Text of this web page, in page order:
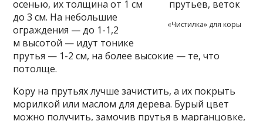
«Чистилка» для коры
осенью, их толщина от 1 см
до 3 см. На небольшие
ограждения — до 1-1,2
м высотой — идут тонике
прутья — 1-2 см, на более высокие — те, что
потолще.
Кору на прутьях лучше зачистить, а их покрыть
морилкой или маслом для дерева. Бурый цвет
можно получить, замочив прутья в марганцовке,